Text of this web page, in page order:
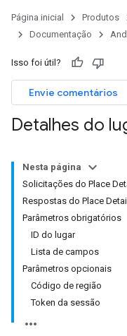
Página inicial Produtos
Documentação
Isso foi útil?
Envie comentários
Detalhes do
Nesta página
Solicitações do Place
Respostas do Place
Parâmetros obrigatórios
ID do lugar
Lista de campos
Parâmetros opcionais
Código de região
Token da sessão